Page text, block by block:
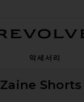
악세서리
Zaine Shorts